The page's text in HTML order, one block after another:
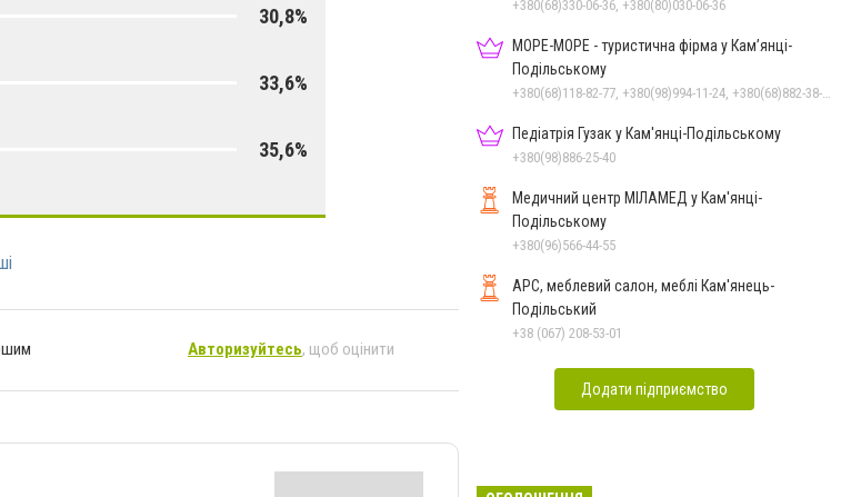
30,8%
33,6%
35,6%
Авторизуйтесь, щоб оцінити
+380(68)330-06-36, +380(80)030-06-36
МОРЕ-МОРЕ - туристична фірма у Кам’янці-
Подільському
+380(68)118-82-77, +380(98)994-11-24, +380(68)882-38-28
Педіатрія Гузак у Кам'янці-Подільському
+380(98)886-25-40
Медичний центр МІЛАМЕД у Кам'янці-
Подільському
+380(96)566-44-55
АРС, меблевий салон, меблі Кам'янець-
Подільський
+38 (067) 208-53-01
Додати підприємство